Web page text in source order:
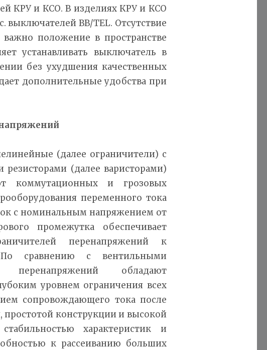
КРУ и КСО. В изделиях КРУ и КСО
выключателей ВВ/TEL. Отсутствие
положение в пространстве
устанавливать выключатель в
без ухудшения качественных
дополнительные удобства при
(далее ограничители) с
(далее варисторами)
коммутационных и грозовых
переменного тока
с номинальным напряжением от
промежутка обеспечивает
перенапряжений к
сравнению с вентильными
перенапряжений обладают
уровнем ограничения всех
сопровождающего тока после
простотой конструкции и высокой
характеристик и
к рассеиванию больших